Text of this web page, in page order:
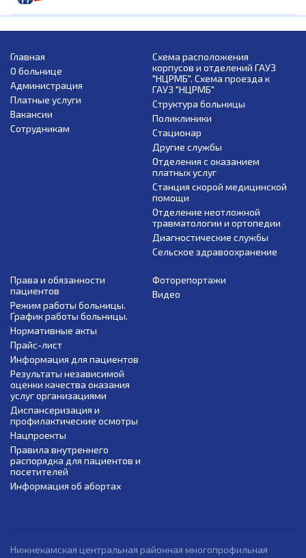
Главная
О больнице
Администрация
Платные услуги
Вакансии
Сотрудникам
Схема расположения
корпусов и отделений ГАУЗ
"НЦРМБ". Схема проезда к
ГАУЗ "НЦРМБ"
Структура больницы
Поликлиники
Стационар
Другие службы
Отделения с оказанием
платных услуг
Станция скорой медицинской
помощи
Отделение неотложной
травматологии и ортопедии
Диагностические службы
Сельское здравоохранение
Права и обязанности
пациентов
Режим работы больницы.
График работы больницы.
Нормативные акты
Прайс-лист
Информация для пациентов
Результаты независимой
оценки качества оказания
услуг организациями
Диспансеризация и
профилактические осмотры
Нацпроекты
Правила внутреннего
распорядка для пациентов и
посетителей
Информация об абортах
Фоторепортажи
Видео
Нижнекамская центральная районная многопрофильная